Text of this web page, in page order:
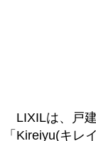
LIXILは、戸
「Kireiyu(キレ